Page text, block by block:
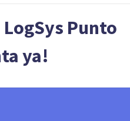
LogSys Punto
ya!